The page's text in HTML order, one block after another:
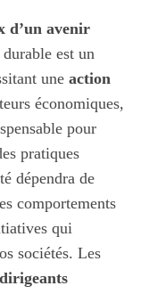
d’un avenir
est un
une action
économiques,
pour
pratiques
dépendra de
comportements
qui
sociétés. Les